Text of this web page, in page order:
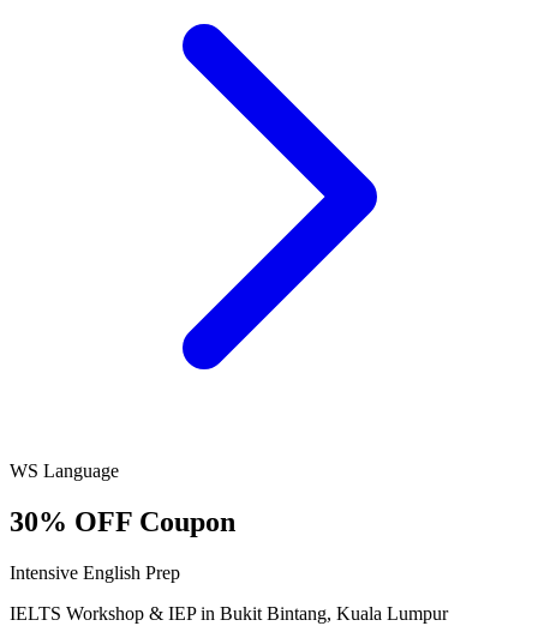
WS Language
30% OFF Coupon
Intensive English Prep
IELTS Workshop & IEP in Bukit Bintang, Kuala Lumpur